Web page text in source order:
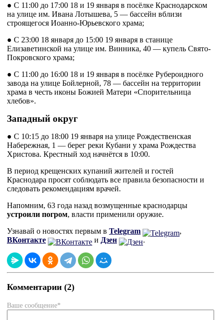
● С 11:00 до 17:00 18 и 19 января в посёлке Краснодарском
на улице им. Ивана Лотышева, 5 — бассейн вблизи
строящегося Иоанно-Юрьевского храма;
● С 23:00 18 января до 15:00 19 января в станице
Елизаветинской на улице им. Винника, 40 — купель Свято-
Покровского храма;
● С 11:00 до 16:00 18 и 19 января в посёлке Рубероидного
завода на улице Бойлерной, 78 — бассейн на территории
храма в честь иконы Божией Матери «Спорительница
хлебов».
Западный округ
● С 10:15 до 18:00 19 января на улице Рождественская
Набережная, 1 — берег реки Кубани у храма Рождества
Христова. Крестный ход начнётся в 10:00.
В период крещенских купаний жителей и гостей
Краснодара просят соблюдать все правила безопасности и
следовать рекомендациям врачей.
Напомним, 63 года назад возмущенные краснодарцы
устроили погром, власти применили оружие.
Узнавай о новостях первым в Telegram
,
ВКонтакте
и Дзен .
Комментарии (2)
Ваше сообщение*